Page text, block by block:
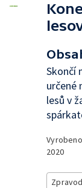
Skončí
určené
lesů v
Vyrobeno
2020